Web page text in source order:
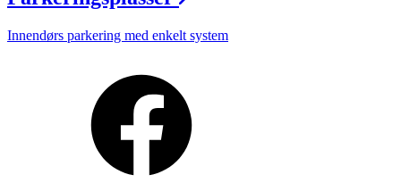
Innendørs parkering med enkelt system